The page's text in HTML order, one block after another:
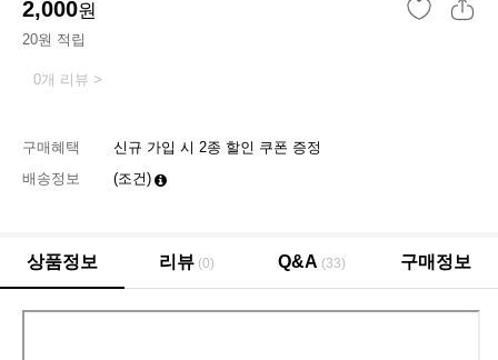
2,000원
20원 적립
0개 리뷰 >
구매혜택
신규 가입 시 2종 할인 쿠폰 증정
배송정보
(조건)
상품정보 리뷰 (0) Q&A (33) 구매정보